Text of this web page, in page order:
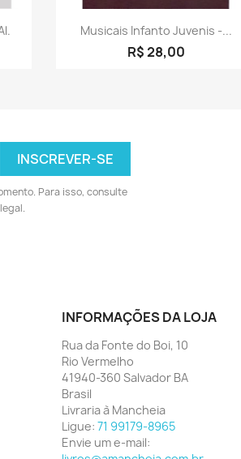
Visualização rápida
Musicais Infanto Juvenis -...
R$ 28,00
Para isso, consulte
INFORMAÇÕES DA LOJA
Rua da Fonte do Boi, 10
Rio Vermelho
41940-360 Salvador BA
Brasil
Livraria à Mancheia
Ligue: 71 99179-8965
Envie um e-mail: